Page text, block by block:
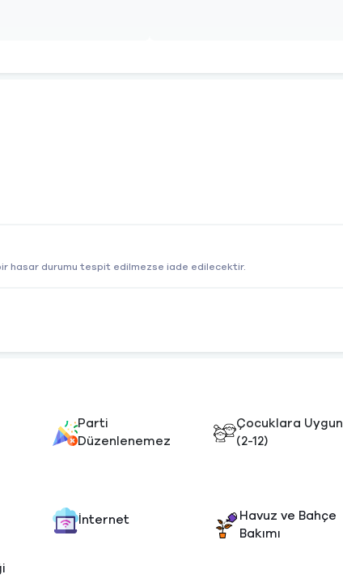
bir hasar durumu tespit edilmezse iade edilecektir.
Parti
Düzenlenemez
Çocuklara Uygun
(2-12)
İnternet
Havuz ve Bahçe
Bakımı